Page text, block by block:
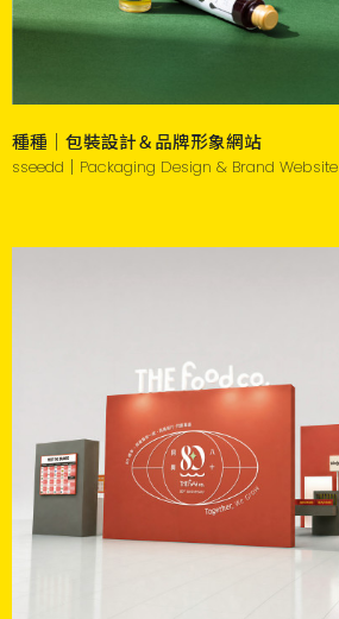
種種｜包裝設計＆品牌形象網站
sseedd｜Packaging Design & Brand Website